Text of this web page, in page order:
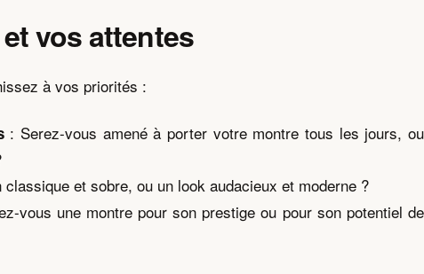
vos attentes
à vos priorités :
: Serez-vous amené à porter votre montre tous les jours, ou
et sobre, ou un look audacieux et moderne ?
vous une montre pour son prestige ou pour son potentiel de